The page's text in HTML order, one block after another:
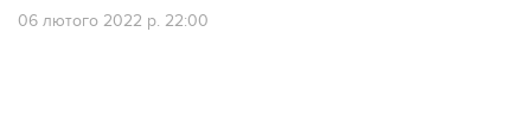
06 лютого 2022 р. 22:00